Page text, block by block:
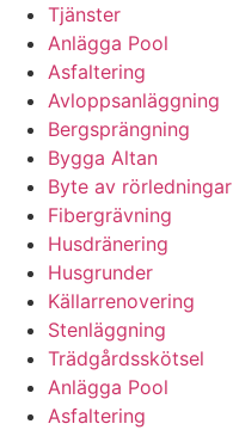
Tjänster
Anlägga Pool
Asfaltering
Avloppsanläggning
Bergsprängning
Bygga Altan
Byte av rörledningar
Fibergrävning
Husdränering
Husgrunder
Källarrenovering
Stenläggning
Trädgårdsskötsel
Anlägga Pool
Asfaltering